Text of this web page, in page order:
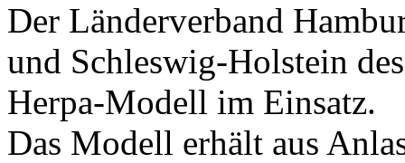
Der Länderverband
und Schleswig-Holstein
Herpa-Modell im Einsatz.
Das Modell erhält aus